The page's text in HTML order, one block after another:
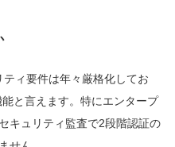
ィ要件は年々厳格化してお
と言えます。特にエンタープ
キュリティ監査で2段階認証の